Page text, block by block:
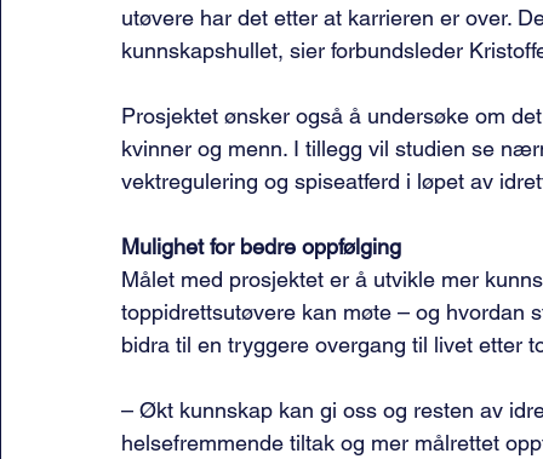
utøvere har det etter at karrieren er over.
kunnskapshullet, sier forbundsleder
Prosjektet ønsker også å undersøke om
kvinner og menn. I tillegg vil studien se
vektregulering og spiseatferd i løpet av
Mulighet for bedre oppfølging
Målet med prosjektet er å utvikle mer
toppidrettsutøvere kan møte – og hvordan
bidra til en tryggere overgang til livet etter
– Økt kunnskap kan gi oss og resten av
helsefremmende tiltak og mer målrettet